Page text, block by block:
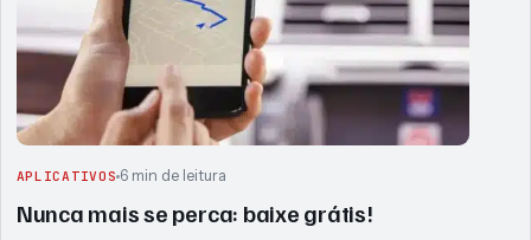
APLICATIVOS 6 min de leitura
Nunca mais se perca: baixe grátis!